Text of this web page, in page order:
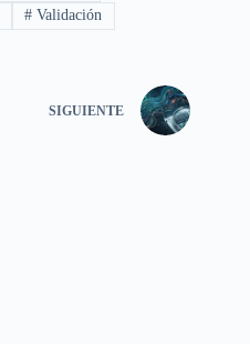
# Validación
SIGUIENTE